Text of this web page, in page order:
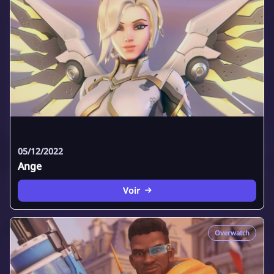
05/12/2022
Ange
Voir
Overwatch